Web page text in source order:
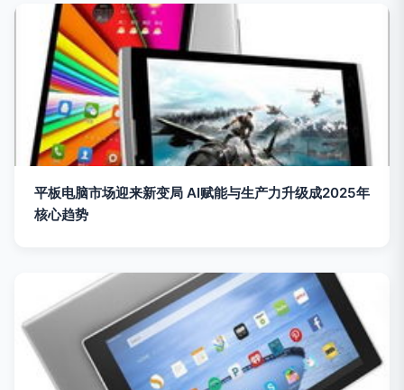
平板电脑市场迎来新变局 AI赋能与生产力升级成2025年
核心趋势